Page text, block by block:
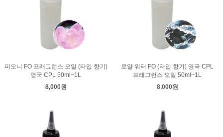
피오니 FO 프래그런스 오일 (타입 향기)
영국 CPL 50ml~1L
8,000원
로얄 워터 FO (타입 향기) 영국 CPL
프래그런스 오일 50ml~1L
8,000원